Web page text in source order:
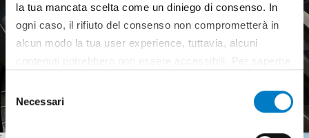
la tua mancata scelta come un diniego di consenso. In
ogni caso, il rifiuto del consenso non comprometterà in
alcun modo la tua user experience, tuttavia, alcuni
all’utilizzo di tutti, o solamente di alcuni di essi, ti
Selezione
del
consenso
Necessari
Agricultural tyres, a weak